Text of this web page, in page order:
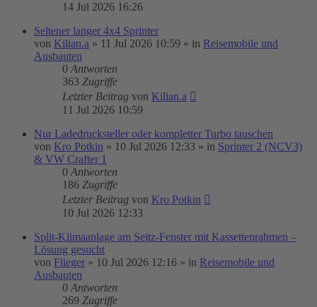
14 Jul 2026 16:26
Seltener langer 4x4 Sprinter
von Kilian.a » 11 Jul 2026 10:59 » in Reisemobile und
Ausbauten
0 Antworten
363 Zugriffe
Letzter Beitrag von Kilian.a
11 Jul 2026 10:59
Nur Ladedrucksteller oder kompletter Turbo tauschen
von Kro Potkin » 10 Jul 2026 12:33 » in Sprinter 2 (NCV3)
& VW Crafter 1
0 Antworten
186 Zugriffe
Letzter Beitrag von Kro Potkin
10 Jul 2026 12:33
Split-Klimaanlage am Seitz-Fenster mit Kassettenrahmen –
Lösung gesucht
von Flieger » 10 Jul 2026 12:16 » in Reisemobile und
Ausbauten
0 Antworten
269 Zugriffe